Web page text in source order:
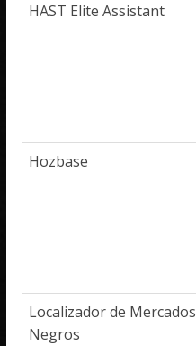
HAST Elite Assistant
Hozbase
Localizador de Mercados
Negros